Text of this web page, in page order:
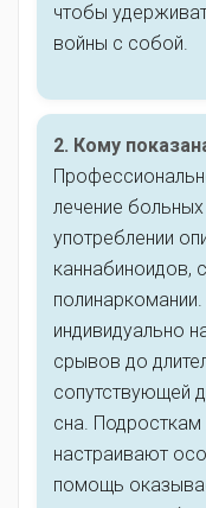
чтобы
войны с собой.
2. Кому
лечение
употреблении
каннабиноидов,
индивидуально
срывов до
сопутствующей
сна.
настраивают
помощь